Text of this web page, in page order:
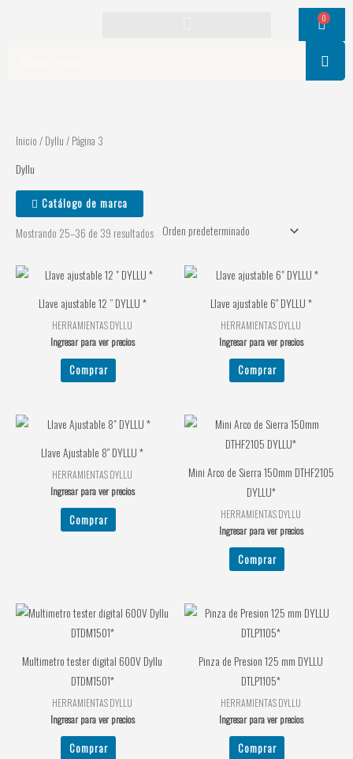
0
Cart
Inicio / Dyllu / Página 3
Dyllu
Catálogo de marca
Mostrando 25–36 de 39 resultados
Llave ajustable 12 ” DYLLU *
HERRAMIENTAS DYLLU
Ingresar para ver precios
Comprar
Llave ajustable 6″ DYLLU *
HERRAMIENTAS DYLLU
Ingresar para ver precios
Comprar
Llave Ajustable 8″ DYLLU *
HERRAMIENTAS DYLLU
Ingresar para ver precios
Comprar
Mini Arco de Sierra 150mm DTHF2105
DYLLU*
HERRAMIENTAS DYLLU
Ingresar para ver precios
Comprar
Multimetro tester digital 600V Dyllu
DTDM1501*
HERRAMIENTAS DYLLU
Ingresar para ver precios
Comprar
Pinza de Presion 125 mm DYLLU
DTLP1105*
HERRAMIENTAS DYLLU
Ingresar para ver precios
Comprar